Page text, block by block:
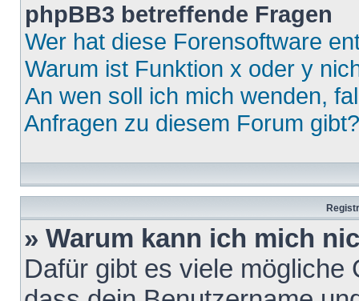
phpBB3 betreffende Fragen
Wer hat diese Forensoftware
Warum ist Funktion x oder y
An wen soll ich mich wenden,
Anfragen zu diesem Forum gibt?
» Warum kann ich mich
Dafür gibt es viele